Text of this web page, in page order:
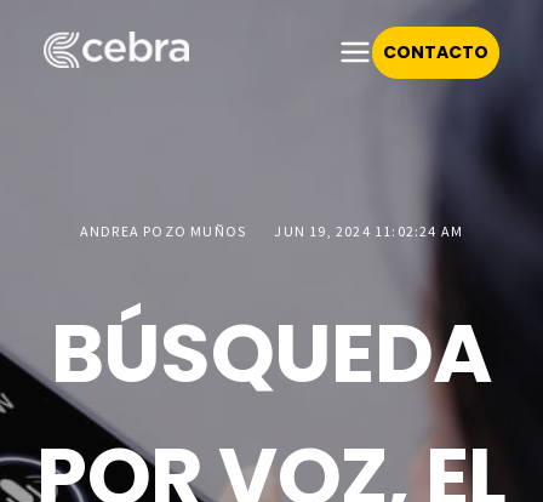
CONTACTO
ANDREA POZO MUÑOS JUN 19, 2024 11:02:24 AM
BÚSQUEDA
POR VOZ, EL